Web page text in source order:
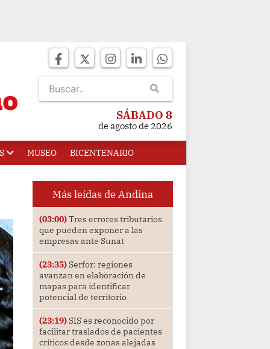
SÁBADO 8
de agosto de 2026
MUSEO BICENTENARIO
Más leídas de Andina
(03:00)Tres errores tributarios
que pueden exponer a las
empresas ante Sunat
(23:35)Serfor: regiones
avanzan en elaboración de
mapas para identificar
potencial de territorio
(23:19)SIS es reconocido por
facilitar traslados de pacientes
críticos desde zonas alejadas